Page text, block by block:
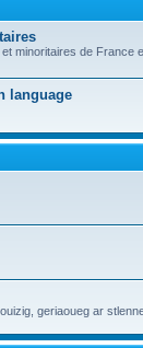
minoritaires de France
language
geriaoueg ar